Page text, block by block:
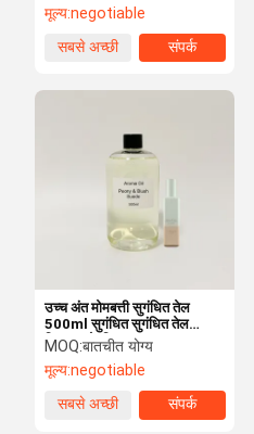
हमसे संपर्क करें समाचार
मूल्य:negotiable
सबसे अच्छी
संपर्क
उच्च अंत मोमबत्ती सुगंधित तेल
500ml सुगंधित सुगंधित तेल
विसारक के लिए
MOQ:बातचीत योग्य
मूल्य:negotiable
सबसे अच्छी
संपर्क